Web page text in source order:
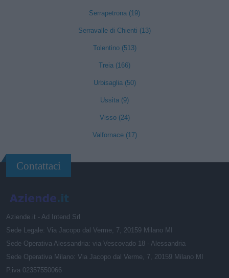
Serrapetrona (19)
Serravalle di Chienti (13)
Tolentino (513)
Treia (166)
Urbisaglia (50)
Ussita (9)
Visso (24)
Valfornace (17)
Contattaci
Aziende.it - Ad Intend Srl
Sede Legale: Via Jacopo dal Verme, 7, 20159 Milano MI
Sede Operativa Alessandria: via Vescovado 18 - Alessandria
Sede Operativa Milano: Via Jacopo dal Verme, 7, 20159 Milano MI
P.iva 02357550066